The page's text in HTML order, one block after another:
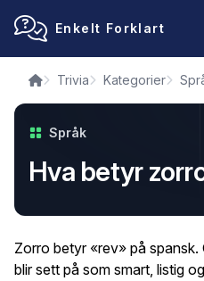
Enkelt Forklart
Trivia Kategorier
Språk
Hva betyr
Zorro betyr «rev» på
blir sett på som smart, listig